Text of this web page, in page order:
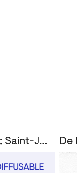
Van Heck, Lea; Saint-John Perse